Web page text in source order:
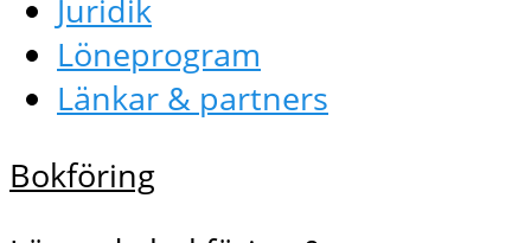
Juridik
Löneprogram
Länkar & partners
Bokföring